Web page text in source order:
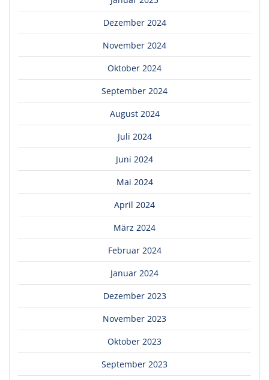
Dezember 2024
November 2024
Oktober 2024
September 2024
August 2024
Juli 2024
Juni 2024
Mai 2024
April 2024
März 2024
Februar 2024
Januar 2024
Dezember 2023
November 2023
Oktober 2023
September 2023